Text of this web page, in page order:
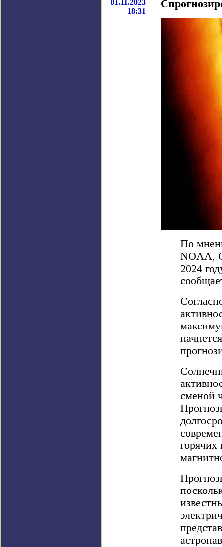
01.11.2023
18:31
По
NOAA,
2024
сменой
горячих